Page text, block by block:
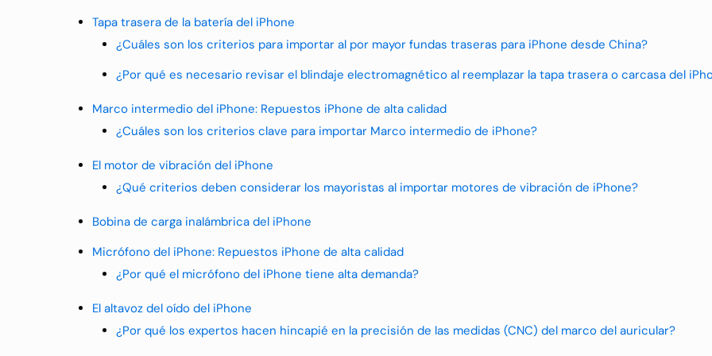
Tapa trasera de la batería del iPhone
¿Cuáles son los criterios para importar al por mayor fundas traseras para iPhone desde China?
¿Por qué es necesario revisar el blindaje electromagnético al reemplazar la tapa trasera o carcasa del
Marco intermedio del iPhone: Repuestos iPhone de alta calidad
¿Cuáles son los criterios clave para importar Marco intermedio de iPhone?
El motor de vibración del iPhone
¿Qué criterios deben considerar los mayoristas al importar motores de vibración de iPhone?
Bobina de carga inalámbrica del iPhone
Micrófono del iPhone: Repuestos iPhone de alta calidad
¿Por qué el micrófono del iPhone tiene alta demanda?
El altavoz del oído del iPhone
¿Por qué los expertos hacen hincapié en la precisión de las medidas (CNC) del marco del auricular?